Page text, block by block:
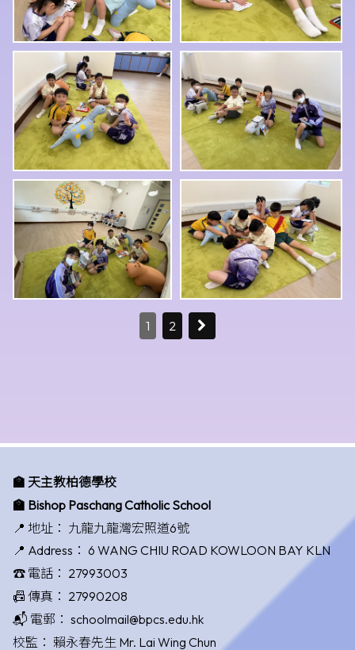
1 2
🏫 天主教柏德學校
🏫 Bishop Paschang Catholic School
📍 地址： 九龍九龍灣宏照道6號
📍 Address： 6 WANG CHIU ROAD KOWLOON BAY KLN
☎️ 電話： 27993003
📠 傳真： 27990208
📬 電郵： schoolmail@bpcs.edu.hk
校監： 賴永春先生 Mr. Lai Wing Chun